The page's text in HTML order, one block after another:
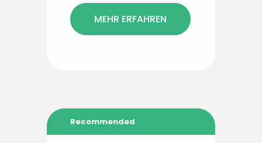
MEHR ERFAHREN
Recommended